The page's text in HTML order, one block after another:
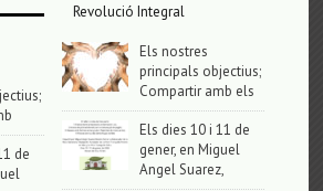
de
Revolució Integral
Els nostres
principals objectius;
Compartir amb els
Els dies 10 i 11 de
gener, en Miguel
Angel Suarez,